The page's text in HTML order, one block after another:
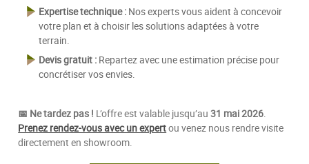
Expertise technique : Nos experts vous aident à concevoir
votre plan et à choisir les solutions adaptées à votre
terrain.
Devis gratuit : Repartez avec une estimation précise pour
concrétiser vos envies.
📅 Ne tardez pas ! L’offre est valable jusqu’au31 mai 2026.
Prenez rendez-vous avec un expertou venez nous rendre visite
directement en showroom.